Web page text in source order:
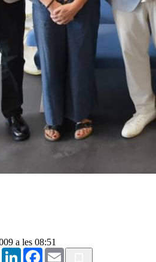
a les 08:51
TelegramLinkedInFacebook
Email